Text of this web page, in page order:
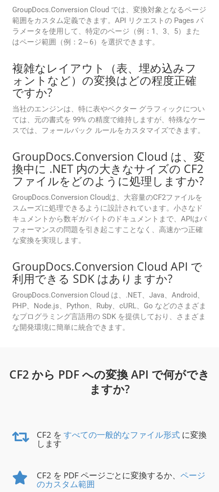
GroupDocs.Conversion Cloud では、変換対象となるページ
範囲をカスタム定義できます。API リクエストの Pages パ
ラメータを使用して、特定のページ（例：1、3、5）また
はページ範囲（例：2～6）を選択できます。
複雑なレイアウト（表、埋め込みフ
ォントなど）の変換はどの程度正確
ですか?
当社のエンジンは、特に表やベクター グラフィックについ
ては、元の書式を 99% の精度で維持しますが、特殊なケー
スでは、フォールバック ルールをカスタマイズできます。
GroupDocs.Conversion Cloud は、変
換中に .NET 内の大きなサイズの CF2
ファイルをどのように処理しますか?
GroupDocs.Conversion Cloudは、大容量のCF2ファイルを
スムーズに処理できるように設計されています。小さなド
キュメントから数ギガバイトのドキュメントまで、APIはパ
フォーマンスの問題を引き起こすことなく、高速かつ正確
な変換を実現します。
GroupDocs.Conversion Cloud API で
利用できる SDK はありますか?
GroupDocs.Conversion Cloud は、.NET、Java、Android、
PHP、Node.js、Python、Ruby、cURL、Go などのさまざま
なプログラミング言語用の SDK を提供しており、さまざま
な開発環境に簡単に統合できます。
CF2 から PDF への変換 API で何ができ
ますか?
CF2 を すべての一般的なファイル形式 に変換
します
CF2 を PDF ページごとに変換するか、 ページ
のカスタム範囲